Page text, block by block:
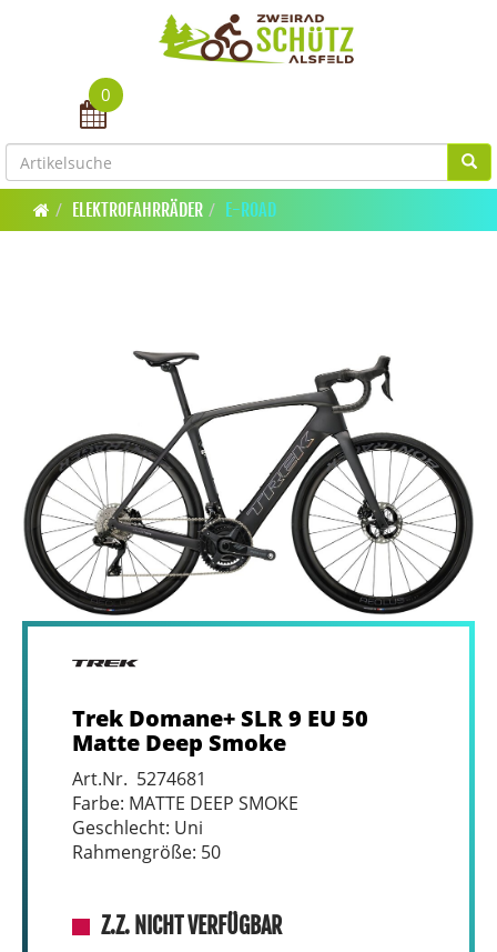
Toggle navigation
0
ELEKTROFAHRRÄDER E-ROAD
Trek Domane+ SLR 9 EU 50
Matte Deep Smoke
Art.Nr. 5274681
Farbe: MATTE DEEP SMOKE
Geschlecht: Uni
Rahmengröße: 50
Z.Z. NICHT VERFÜGBAR